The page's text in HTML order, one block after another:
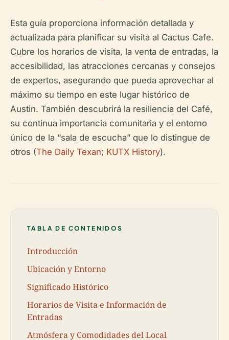
Esta guía proporciona información detallada y
actualizada para planificar su visita al Cactus Cafe.
Cubre los horarios de visita, la venta de entradas, la
accesibilidad, las atracciones cercanas y consejos
de expertos, asegurando que pueda aprovechar al
máximo su tiempo en este lugar histórico de
Austin. También descubrirá la resiliencia del Café,
su continua importancia comunitaria y el entorno
único de la “sala de escucha” que lo distingue de
otros (The Daily Texan; KUTX History).
TABLA DE CONTENIDOS
Introducción
Ubicación y Entorno
Significado Histórico
Horarios de Visita e Información de
Entradas
Atmósfera y Comodidades del Local